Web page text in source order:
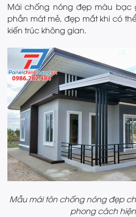
Mái chống nóng đẹp màu bạc
phần mát mẻ, đẹp mắt khi có
kiến trúc không gian.
Mẫu mái tôn chống nóng đẹp
phong cách